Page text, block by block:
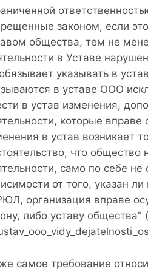
законом, если
общества, тем не
в Уставе
указывать в
в уставе ООО
в устав изменения,
которые вправе
в устав возникает
что общество
само по себе не
от того, указан
организация вправе
либо уставу
самое требование